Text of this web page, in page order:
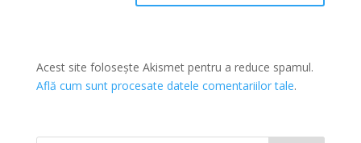
Acest site folosește Akismet pentru a reduce spamul.
Află cum sunt procesate datele comentariilor tale.